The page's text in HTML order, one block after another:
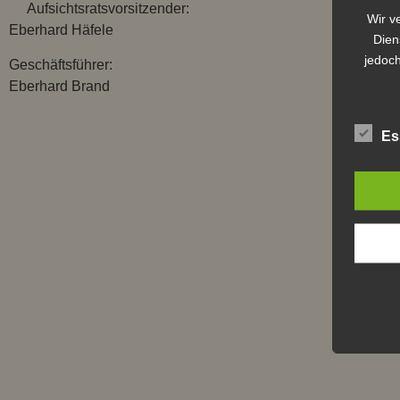
Aufsichtsratsvorsitzender:
Eberhard Häfele
Geschäftsführer:
Eberhard Brand
Wir